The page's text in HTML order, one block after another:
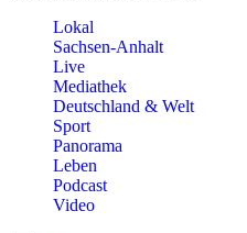
Lokal
Sachsen-Anhalt
Live
Mediathek
Deutschland & Welt
Sport
Panorama
Leben
Podcast
Video